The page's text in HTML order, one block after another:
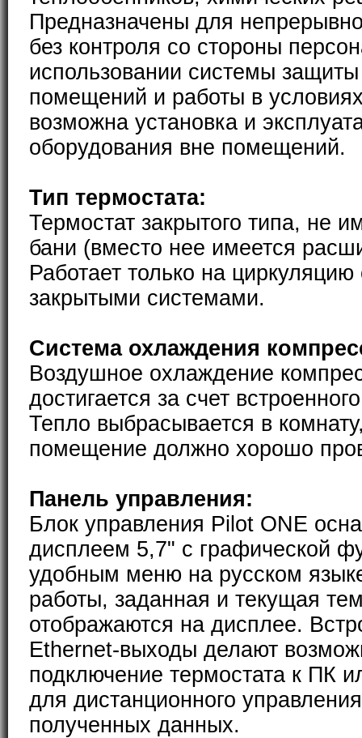
Предназначены для
без контроля со стороны
использовании системы
помещений и работы в
возможна установка и
оборудования вне помещений.
Тип термостата:
Термостат закрытого типа, не
бани (вместо нее имеется
Работает только на
закрытыми системами.
Система охлаждения
Воздушное охлаждение
достигается за счет
Тепло выбрасывается в
помещение должно хорошо
Панель управления:
Блок управления Pilot ONE
дисплеем 5,7" с графической
удобным меню на русском
работы, заданная и текущая
отображаются на дисплее.
Ethernet-выходы делают
подключение термостата к ПК
для дистанционного
полученных данных.